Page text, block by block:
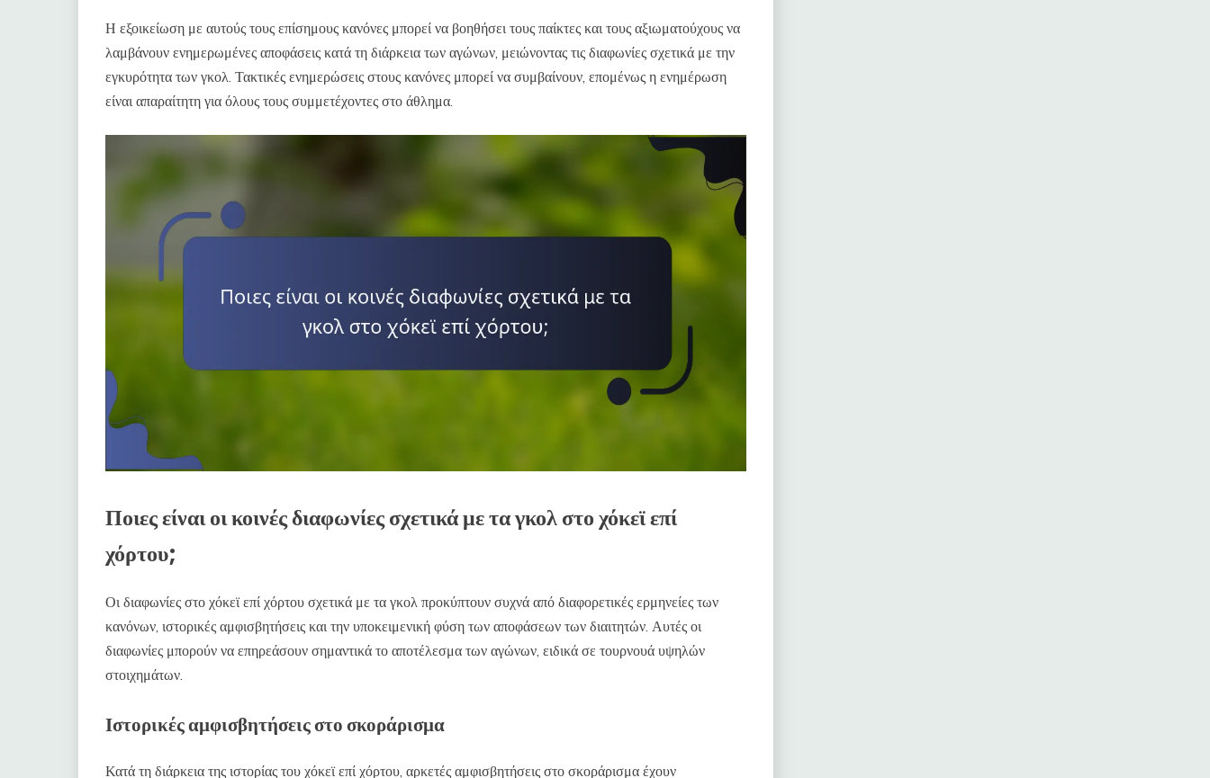
Η εξοικείωση με αυτούς τους επίσημους κανόνες μπορεί να βοηθήσει τους παίκτες και τους αξιωματούχους να
λαμβάνουν ενημερωμένες αποφάσεις κατά τη διάρκεια των αγώνων, μειώνοντας τις διαφωνίες σχετικά με την
εγκυρότητα των γκολ. Τακτικές ενημερώσεις στους κανόνες μπορεί να συμβαίνουν, επομένως η ενημέρωση
είναι απαραίτητη για όλους τους συμμετέχοντες στο άθλημα.
Ποιες είναι οι κοινές διαφωνίες σχετικά με τα γκολ στο χόκεϊ επί
χόρτου;
Οι διαφωνίες στο χόκεϊ επί χόρτου σχετικά με τα γκολ προκύπτουν συχνά από διαφορετικές ερμηνείες των
κανόνων, ιστορικές αμφισβητήσεις και την υποκειμενική φύση των αποφάσεων των διαιτητών. Αυτές οι
διαφωνίες μπορούν να επηρεάσουν σημαντικά το αποτέλεσμα των αγώνων, ειδικά σε τουρνουά υψηλών
στοιχημάτων.
Ιστορικές αμφισβητήσεις στο σκοράρισμα
Κατά τη διάρκεια της ιστορίας του χόκεϊ επί χόρτου, αρκετές αμφισβητήσεις στο σκοράρισμα έχουν